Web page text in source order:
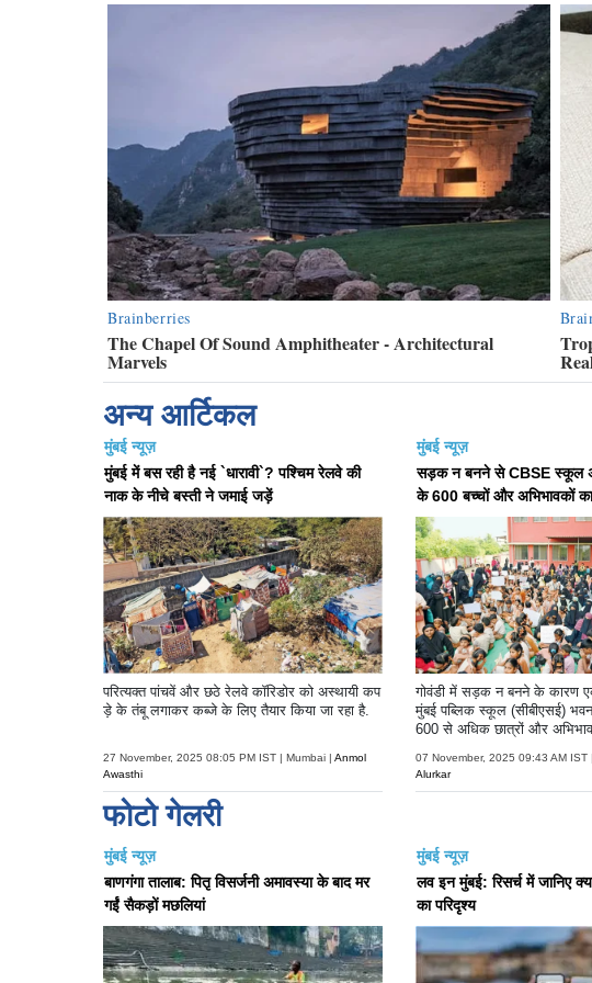
अन्य आर्टिकल
मुंबई न्यूज़
मुंबई में बस रही है नई `धारावी`? पश्चिम रेलवे की
नाक के नीचे बस्ती ने जमाई जड़ें
परित्यक्त पांचवें और छठे रेलवे कॉरिडोर को अस्थायी कप
ड़े के तंबू लगाकर कब्जे के लिए तैयार किया जा रहा है.
27 November, 2025 08:05 PM IST | Mumbai | Anmol
Awasthi
मुंबई न्यूज़
सड़क न बनने से CBSE स्कूल
के 600 बच्चों और अभिभावकों का
गोवंडी में सड़क न बनने के कारण
मुंबई पब्लिक स्कूल (सीबीएसई)
600 से अधिक छात्रों और
07 November, 2025 09:43 AM IST
Alurkar
फोटो गेलरी
मुंबई न्यूज़
बाणगंगा तालाब: पितृ विसर्जनी अमावस्या के बाद मर
गईं सैकड़ों मछलियां
मुंबई न्यूज़
लव इन मुंबई: रिसर्च में जानिए
का परिदृश्य